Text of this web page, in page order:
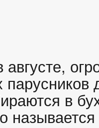
в
называется